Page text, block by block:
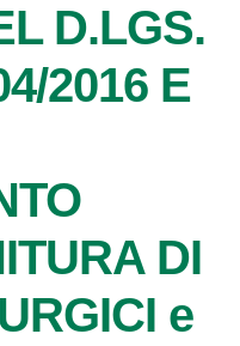
D.LGS.
2016 E
DI
e